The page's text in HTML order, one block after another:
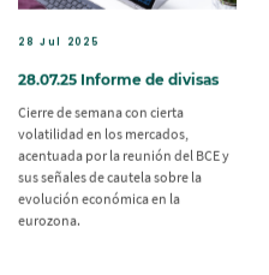
28 Jul 2025
28.07.25 Informe de divisas
Cierre de semana con cierta
volatilidad en los mercados,
acentuada por la reunión del BCE y
sus señales de cautela sobre la
evolución económica en la
eurozona.